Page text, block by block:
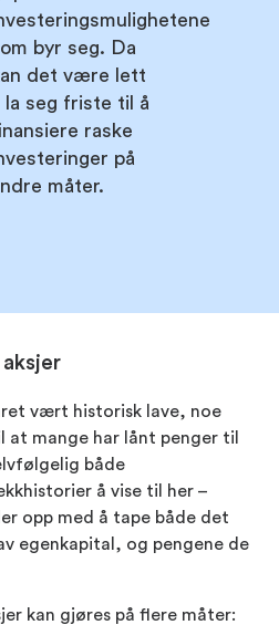
byr seg. Da
det være lett
la seg friste til å
raske
på
måter.
aksjer
vært historisk lave, noe
mange har lånt penger til
både
å vise til her –
opp med å tape både det
egenkapital, og pengene de
kan gjøres på flere måter: